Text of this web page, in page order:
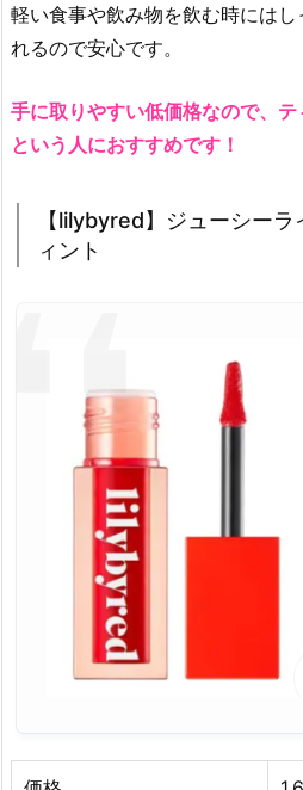
軽い食事や飲み物を飲む時にはし
れるので安心です。
手に取りやすい低価格なので、
という人におすすめです！
【lilybyred】ジューシー
ィント